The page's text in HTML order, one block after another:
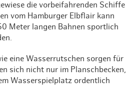
die vorbeifahrenden Schiffe
vom Hamburger Elbflair kann
Meter langen Bahnen sportlich
eine Wasserrutschen sorgen für
sich nicht nur im Planschbecken,
Wasserspielplatz ordentlich